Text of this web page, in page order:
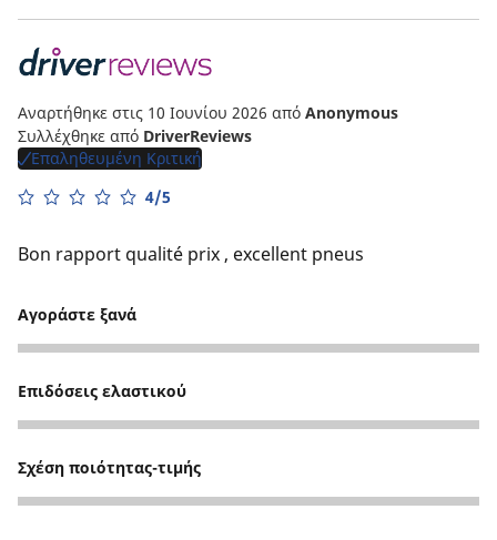
Αναρτήθηκε στις 10 Ιουνίου 2026 από Anonymous
Συλλέχθηκε από DriverReviews
Επαληθευμένη Κριτική
4/5
Bon rapport qualité prix , excellent pneus
Αγοράστε ξανά
5
Επιδόσεις ελαστικού
3
Σχέση ποιότητας-τιμής
5